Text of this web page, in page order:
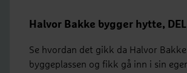
Halvor Bakke bygger hytte,
Se hvordan det gikk da Halvor
byggeplassen og fikk gå inn i sin